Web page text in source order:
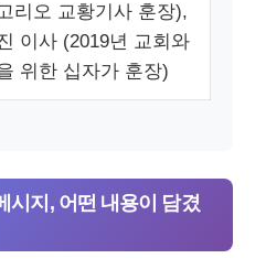
리오 교황기사 훈장),
이사 (2019년 교회와
위한 십자가 훈장)
시지, 어떤 내용이 담겼